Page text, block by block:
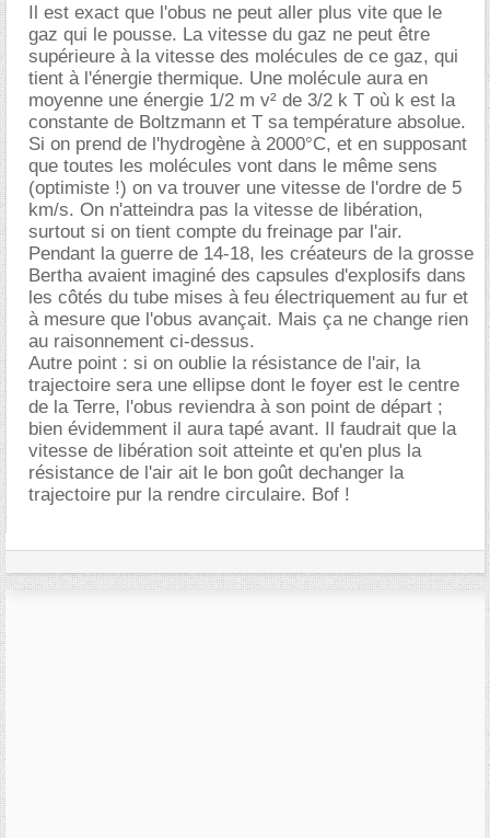
Il est exact que l'obus ne peut aller plus vite que le
gaz qui le pousse. La vitesse du gaz ne peut être
supérieure à la vitesse des molécules de ce gaz, qui
tient à l'énergie thermique. Une molécule aura en
moyenne une énergie 1/2 m v² de 3/2 k T où k est la
constante de Boltzmann et T sa température absolue.
Si on prend de l'hydrogène à 2000°C, et en supposant
que toutes les molécules vont dans le même sens
(optimiste !) on va trouver une vitesse de l'ordre de 5
km/s. On n'atteindra pas la vitesse de libération,
surtout si on tient compte du freinage par l'air.
Pendant la guerre de 14-18, les créateurs de la grosse
Bertha avaient imaginé des capsules d'explosifs dans
les côtés du tube mises à feu électriquement au fur et
à mesure que l'obus avançait. Mais ça ne change rien
au raisonnement ci-dessus.
Autre point : si on oublie la résistance de l'air, la
trajectoire sera une ellipse dont le foyer est le centre
de la Terre, l'obus reviendra à son point de départ ;
bien évidemment il aura tapé avant. Il faudrait que la
vitesse de libération soit atteinte et qu'en plus la
résistance de l'air ait le bon goût dechanger la
trajectoire pur la rendre circulaire. Bof !